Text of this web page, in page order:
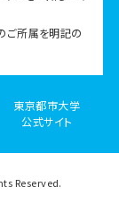
ご所属を明記の
東京都市大学
公式サイト
Reserved.